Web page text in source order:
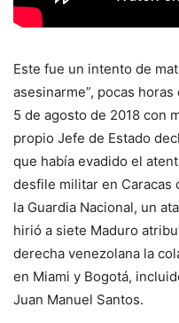
Este fue un intento de
asesinarme”, pocas
5 de agosto de 2018 con
propio Jefe de Estado
que había evadido el
desfile militar en Caracas
la Guardia Nacional, un
hirió a siete Maduro
derecha venezolana la
en Miami y Bogotá,
Juan Manuel Santos.